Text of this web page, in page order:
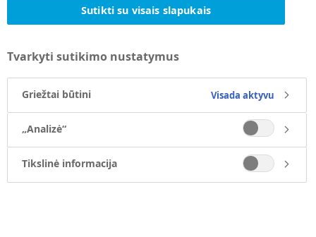
Vietą
Sutikti su visais slapukais
Tvarkyti sutikimo nustatymus
Griežtai būtini Visada aktyvu
„Analizė“
Tikslinė informacija